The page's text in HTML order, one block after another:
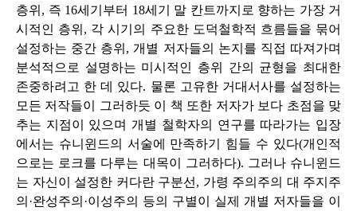
층위, 즉 16세기부터 18세기 말 칸트까지로 향하는 가장 거
시적인 층위, 각 시기의 주요한 도덕철학적 흐름들을 묶어
설정하는 중간 층위, 개별 저자들의 논지를 직접 따져가며
분석적으로 설명하는 미시적인 층위 간의 균형을 최대한
존중하려고 한 데 있다. 물론 고유한 거대서사를 설정하는
모든 저작들이 그러하듯 이 책 또한 저자가 보다 초점을 맞
추는 지점이 있으며 개별 철학자의 연구를 따라가는 입장
에서는 슈니윈드의 서술에 만족하기 힘들 수 있다(개인적
으로는 로크를 다루는 대목이 그러하다). 그러나 슈니윈드
는 자신이 설정한 커다란 구분선, 가령 주의주의 대 주지주
의·완성주의·이성주의 등의 구별이 실제 개별 저자들을 이